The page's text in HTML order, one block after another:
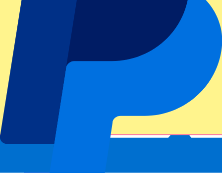
Premium hospitality nummer
+31854011810
Stuur email
vip@p1hospitality.com
Stuur een WhatsApp
Altijd
Footer menu
Topclubs